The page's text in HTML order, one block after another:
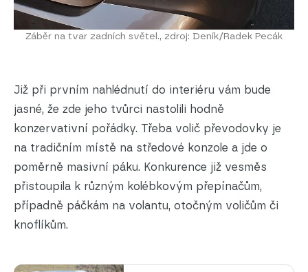
Záběr na tvar zadních světel., zdroj: Deník/Radek Pecák
Již při prvním nahlédnutí do interiéru vám bude
jasné, že zde jeho tvůrci nastolili hodně
konzervativní pořádky. Třeba volič převodovky je
na tradičním místě na středové konzole a jde o
poměrně masivní páku. Konkurence již vesměs
přistoupila k různým kolébkovým přepínačům,
případně páčkám na volantu, otočným voličům či
knoflíkům.